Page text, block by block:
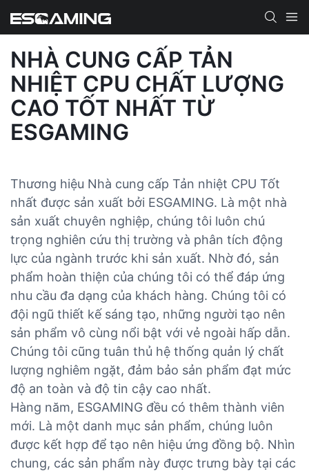
NHÀ CUNG CẤP TẢN
NHIỆT CPU CHẤT LƯỢNG
CAO TỐT NHẤT TỪ ​​
ESGAMING
Thương hiệu Nhà cung cấp Tản nhiệt CPU Tốt
nhất được sản xuất bởi ESGAMING. Là một nhà
sản xuất chuyên nghiệp, chúng tôi luôn chú
trọng nghiên cứu thị trường và phân tích động
lực của ngành trước khi sản xuất. Nhờ đó, sản
phẩm hoàn thiện của chúng tôi có thể đáp ứng
nhu cầu đa dạng của khách hàng. Chúng tôi có
đội ngũ thiết kế sáng tạo, những người tạo nên
sản phẩm vô cùng nổi bật với vẻ ngoài hấp dẫn.
Chúng tôi cũng tuân thủ hệ thống quản lý chất
lượng nghiêm ngặt, đảm bảo sản phẩm đạt mức
độ an toàn và độ tin cậy cao nhất.
Hàng năm, ESGAMING đều có thêm thành viên
mới. Là một danh mục sản phẩm, chúng luôn
được kết hợp để tạo nên hiệu ứng đồng bộ. Nhìn
chung, các sản phẩm này được trưng bày tại các